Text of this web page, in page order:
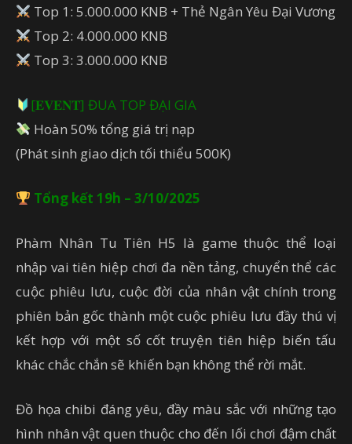
Top 1: 5.000.000 KNB + Thẻ Ngân Yêu Đại Vương
Top 2: 4.000.000 KNB
Top 3: 3.000.000 KNB
[𝐄𝐕𝐄𝐍𝐓] ĐUA TOP ĐẠI GIA
Hoàn 50% tổng giá trị nạp
(Phát sinh giao dịch tối thiểu 500K)
Tổng kết 19h – 3/10/2025
Phàm Nhân Tu Tiên H5 là game thuộc thể loại
nhập vai tiên hiệp chơi đa nền tảng, chuyển thể các
cuộc phiêu lưu, cuộc đời của nhân vật chính trong
phiên bản gốc thành một cuộc phiêu lưu đầy thú vị
kết hợp với một số cốt truyện tiên hiệp biến tấu
khác chắc chắn sẽ khiến bạn không thể rời mắt.
Đồ họa chibi đáng yêu, đầy màu sắc với những tạo
hình nhân vật quen thuộc cho đến lối chơi đậm chất